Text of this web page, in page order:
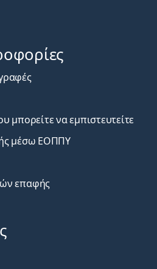
μπορείτε να εμπιστευτείτε
μέσω ΕΟΠΠΥ
επαφής